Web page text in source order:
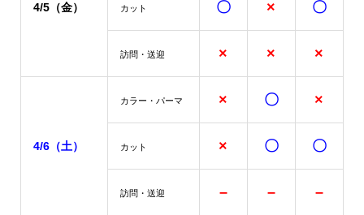
4/5（金） カット 〇 × 〇
訪問・送迎 × × ×
4/6（土）
カラー・パーマ × 〇 ×
カット × 〇 〇
訪問・送迎 – – –